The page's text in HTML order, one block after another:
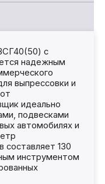
с
надежным
выпрессовки и
идеально
подвесками
автомобилях и
составляет 130
инструментом